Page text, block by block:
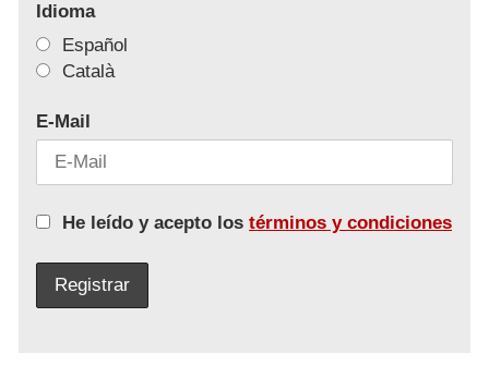
Idioma
Español
Català
E-Mail
He leído y acepto los términos y condiciones